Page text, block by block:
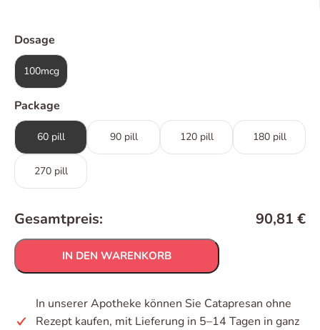
Dosage
100mcg
Package
60 pill 90 pill 120 pill 180 pill
270 pill
Gesamtpreis: 90,81 €
IN DEN WARENKORB
In unserer Apotheke können Sie Catapresan ohne
Rezept kaufen, mit Lieferung in 5–14 Tagen in ganz